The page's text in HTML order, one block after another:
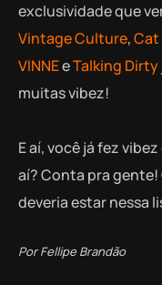
exclusividade que
Vintage Culture,Cat
VINNEeTalking Dirty
muitas vibez!
E aí, você já fez
aí? Conta pra gente!
deveria estar nessa
Por Fellipe Brandão